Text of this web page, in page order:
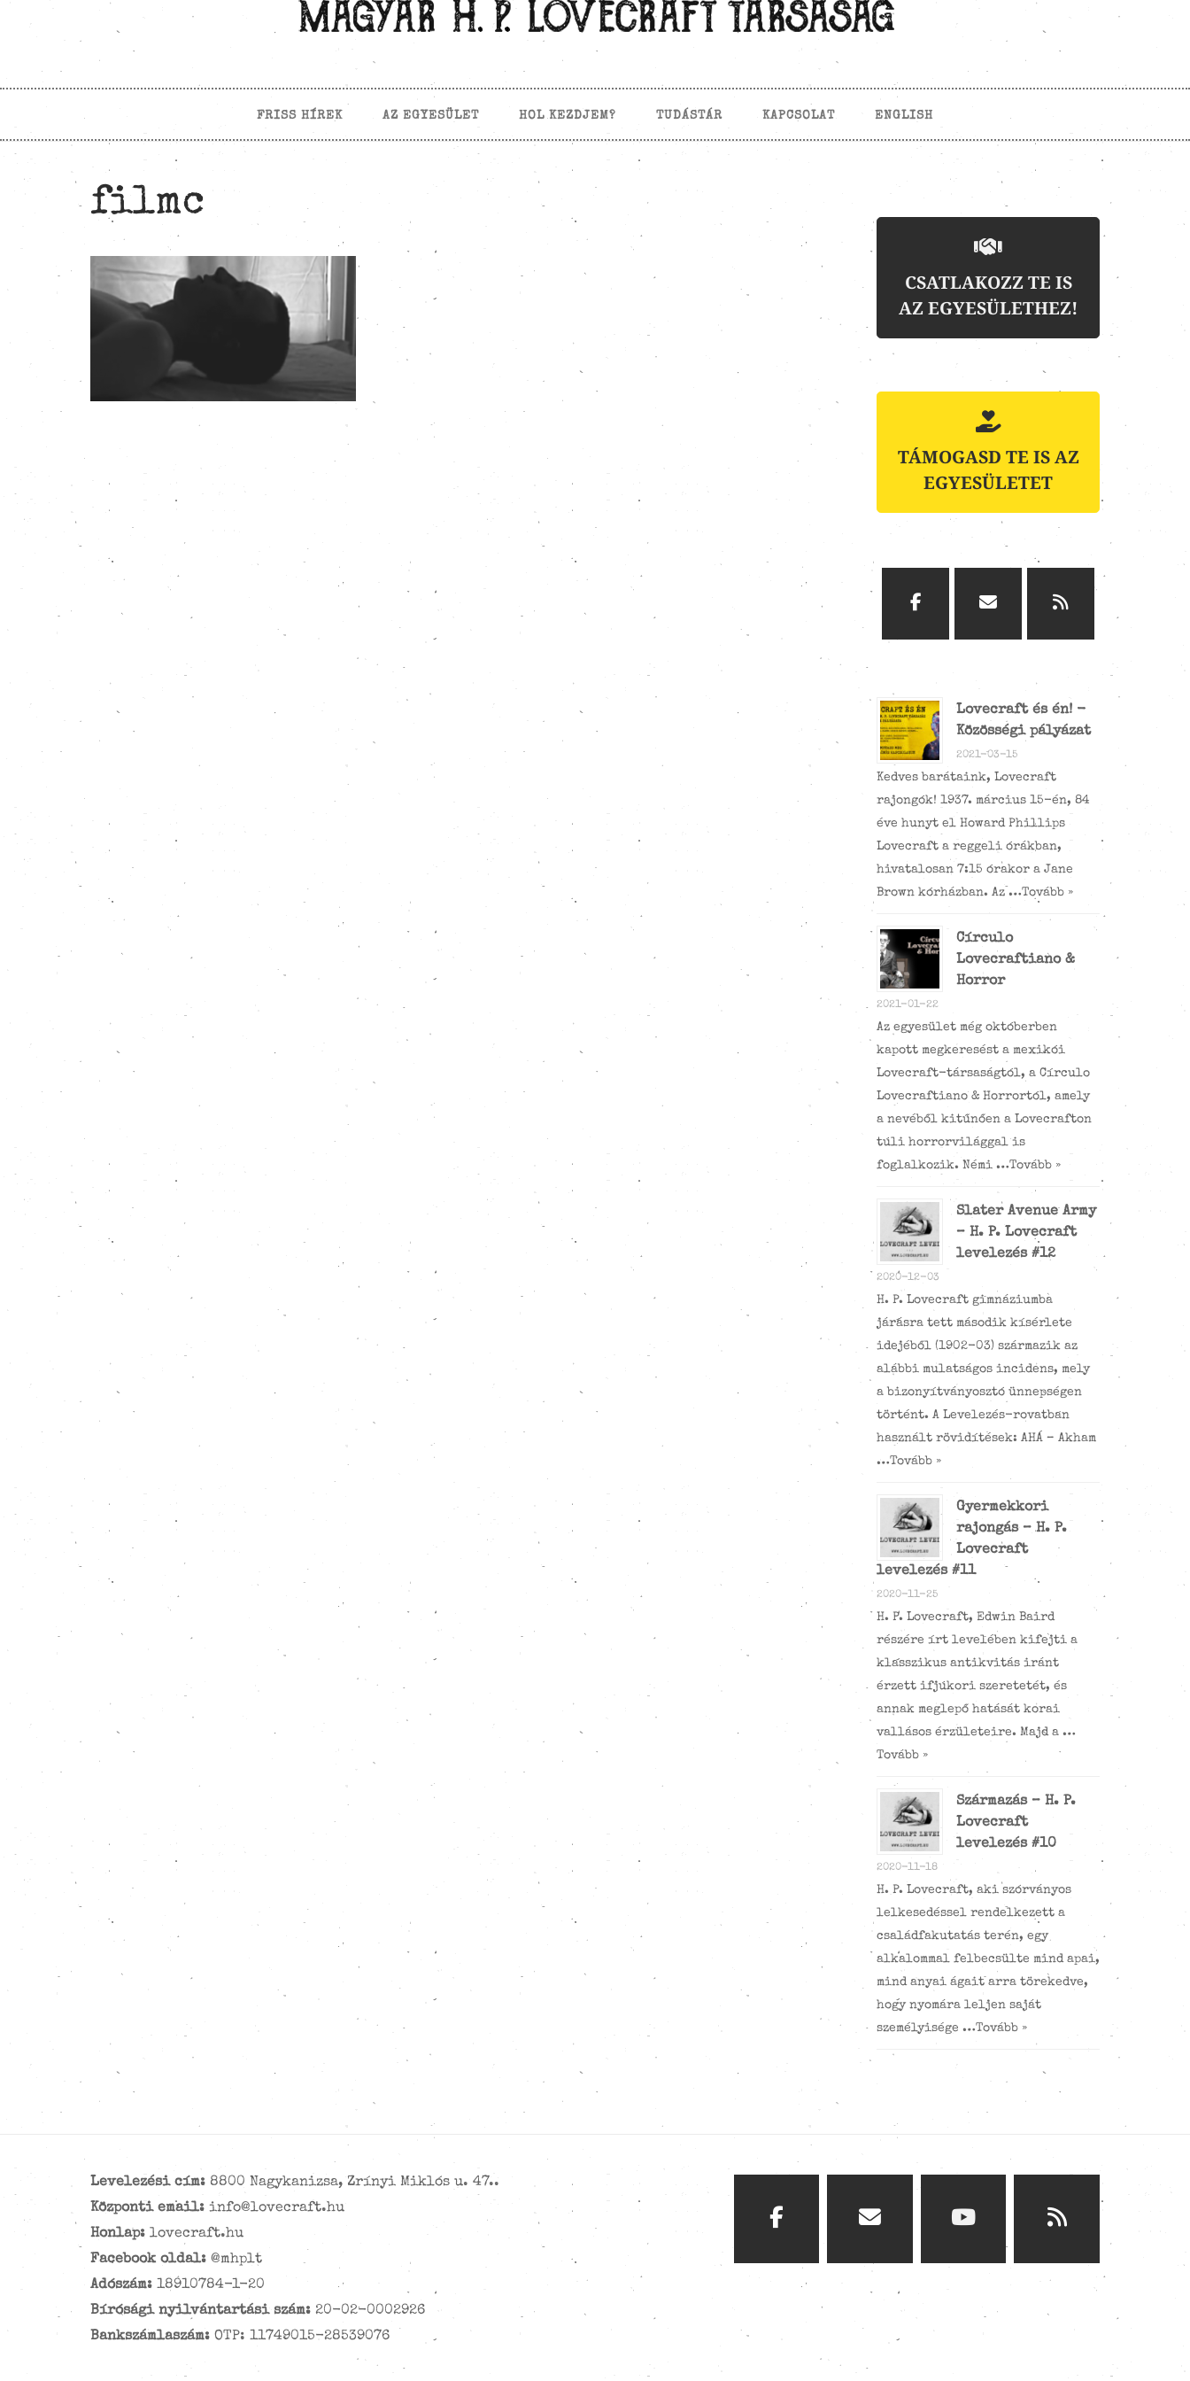
FRISS HÍREK AZ EGYESÜLET HOL KEZDJEM? TUDÁSTÁR KAPCSOLAT ENGLISH
filmc
CSATLAKOZZ TE IS
AZ EGYESÜLETHEZ!
TÁMOGASD TE IS AZ
EGYESÜLETET
Lovecraft és én! -
Közösségi pályázat
2021-03-15
Kedves barátaink, Lovecraft
rajongók! 1937. március 15-én, 84
éve hunyt el Howard Phillips
Lovecraft a reggeli órákban,
hivatalosan 7:15 órakor a Jane
Brown kórházban. Az …Tovább »
Círculo
Lovecraftiano &
Horror
2021-01-22
Az egyesület még októberben
kapott megkeresést a mexikói
Lovecraft-társaságtól, a Círculo
Lovecraftiano & Horrortól, amely
a nevéből kitűnően a Lovecrafton
túli horrorvilággal is
foglalkozik. Némi …Tovább »
Slater Avenue Army
– H. P. Lovecraft
levelezés #12
2020-12-03
H. P. Lovecraft gimnáziumba
járásra tett második kísérlete
idejéből (1902-03) származik az
alábbi mulatságos incidens, mely
a bizonyítványosztó ünnepségen
történt. A Levelezés-rovatban
használt rövidítések: AHÁ – Akham
…Tovább »
Gyermekkori
rajongás – H. P.
Lovecraft
levelezés #11
2020-11-25
H. P. Lovecraft, Edwin Baird
részére írt levelében kifejti a
klasszikus antikvitás iránt
érzett ifjúkori szeretetét, és
annak meglepő hatását korai
vallásos érzületeire. Majd a …
Tovább »
Származás – H. P.
Lovecraft
levelezés #10
2020-11-18
H. P. Lovecraft, aki szórványos
lelkesedéssel rendelkezett a
családfakutatás terén, egy
alkalommal felbecsülte mind apai,
mind anyai ágait arra törekedve,
hogy nyomára leljen saját
személyisége …Tovább »
Levelezési cím: 8800 Nagykanizsa, Zrínyi Miklós u. 47..
Központi email: info@lovecraft.hu
Honlap: lovecraft.hu
Facebook oldal: @mhplt
Adószám: 18910784-1-20
Bírósági nyilvántartási szám: 20-02-0002926
Bankszámlaszám: OTP: 11749015-28539076